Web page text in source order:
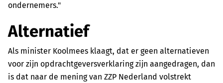
ondernemers."
Alternatief
Als minister Koolmees klaagt, dat er geen alternatieven
voor zijn opdrachtgeversverklaring zijn aangedragen, dan
is dat naar de mening van ZZP Nederland volstrekt